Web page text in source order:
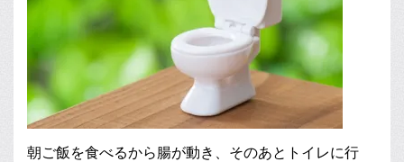
朝ご飯を食べるから腸が動き、そのあとトイレに行